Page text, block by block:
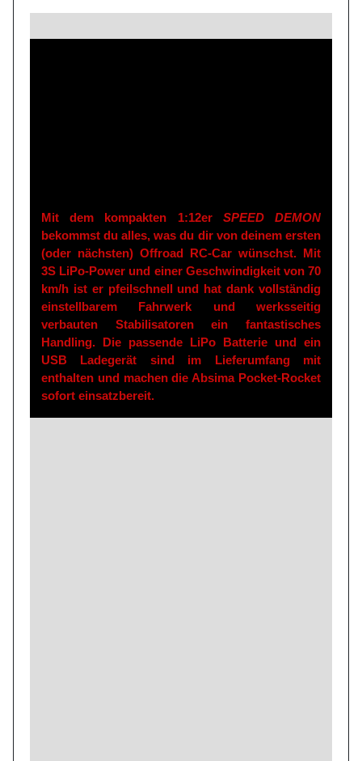
Mit dem kompakten 1:12er SPEED DEMON
bekommst du alles, was du dir von deinem ersten
(oder nächsten) Offroad RC-Car wünschst. Mit
3S LiPo-Power und einer Geschwindigkeit von 70
km/h ist er pfeilschnell und hat dank vollständig
einstellbarem Fahrwerk und werksseitig
verbauten Stabilisatoren ein fantastisches
Handling. Die passende LiPo Batterie und ein
USB Ladegerät sind im Lieferumfang mit
enthalten und machen die Absima Pocket-Rocket
sofort einsatzbereit.